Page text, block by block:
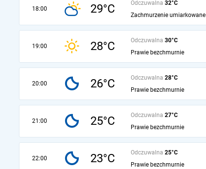
18:00 29°C Odczuwalna 32°C
Zachmurzenie umiarkowane
19:00 28°C Odczuwalna 30°C
Prawie bezchmurnie
20:00 26°C Odczuwalna 28°C
Prawie bezchmurnie
21:00 25°C Odczuwalna 27°C
Prawie bezchmurnie
22:00 23°C Odczuwalna 25°C
Prawie bezchmurnie